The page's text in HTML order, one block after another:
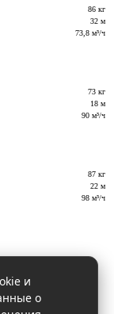
86 кг
32 м
73,8 м³/ч
73 кг
18 м
90 м³/ч
87 кг
22 м
98 м³/ч
и
о